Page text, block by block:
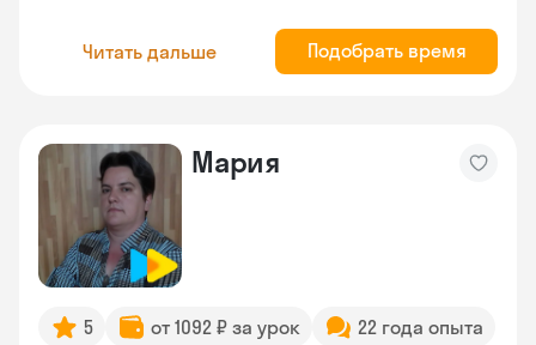
Читать дальше Подобрать время
Мария
5 от 1092 ₽ за урок 22 года опыта